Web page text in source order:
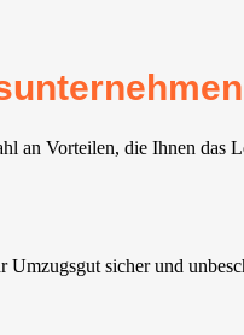
an Vorteilen, die Ihnen das
Umzugsgut sicher und